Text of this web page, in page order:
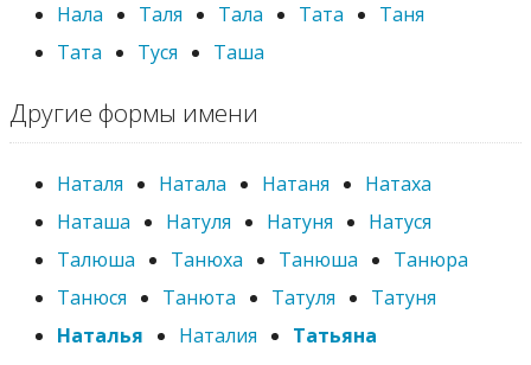
Нала
Таля Тала Тата
Таня
Тата
Туся Таша
Другие формы имени
Наталя Натала Натаня
Натаха
Наташа
Натуля Натуня
Натуся
Талюша
Танюха Танюша
Танюра
Танюся
Танюта Татуля
Татуня
Наталья
Наталия
Татьяна